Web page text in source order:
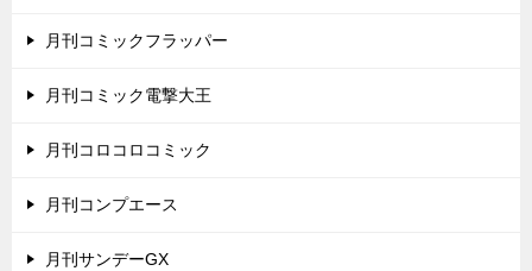
月刊コミックフラッパー
月刊コミック電撃大王
月刊コロコロコミック
月刊コンプエース
月刊サンデーGX